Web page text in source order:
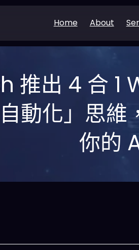
Home About
推出 4 合 1
動化」思維
你的